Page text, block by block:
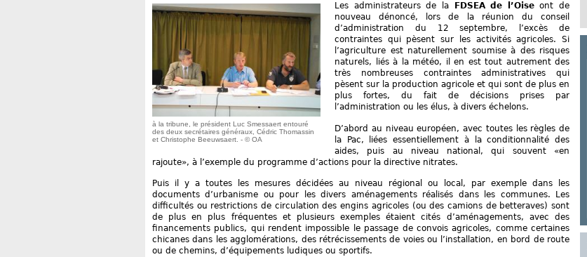
à la tribune, le président Luc Smessaert entouré
des deux secrétaires généraux, Cédric Thomassin
et Christophe Beeuwsaert. - © OA
Les administrateurs de la FDSEA de l’Oiseont de
nouveau dénoncé, lors de la réunion du conseil
d’administration du 12 septembre, l’excès de
contraintes qui pèsent sur les activités agricoles. Si
l’agriculture est naturellement soumise à des risques
naturels, liés à la météo, il en est tout autrement des
très nombreuses contraintes administratives qui
pèsent sur la production agricole et qui sont de plus en
plus fortes, du fait de décisions prises par
l’administration ou les élus, à divers échelons.
D’abord au niveau européen, avec toutes les règles de
la Pac, liées essentiellement à la conditionnalité des
aides, puis au niveau national, qui souvent «en
rajoute», à l’exemple du programme d’actions pour la directive nitrates.
Puis il y a toutes les mesures décidées au niveau régional ou local, par exemple dans les
documents d’urbanisme ou pour les divers aménagements réalisés dans les communes. Les
difficultés ou restrictions de circulation des engins agricoles (ou des camions de betteraves) sont
de plus en plus fréquentes et plusieurs exemples étaient cités d’aménagements, avec des
financements publics, qui rendent impossible le passage de convois agricoles, comme certaines
chicanes dans les agglomérations, des rétrécissements de voies ou l’installation, en bord de route
ou de chemins, d’équipements ludiques ou sportifs.